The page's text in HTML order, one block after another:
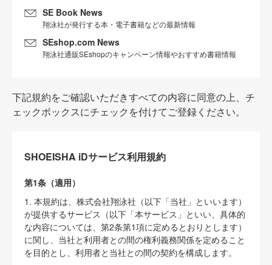
SE Book News
翔泳社が発行する本・電子書籍などの最新情報
SEshop.com News
翔泳社通販SEshopのキャンペーン情報やおすすめ書籍情報
下記規約をご確認いただきすべての内容に同意の上、チ
ェックボックスにチェックを付けてご登録ください。
SHOEISHA iDサービス利用規約
第1条（適用）
1. 本規約は、株式会社翔泳社（以下「当社」といいます）
が提供するサービス（以下「本サービス」といい、具体的
な内容については、第2条第1項に定めるとおりとします）
に関し、当社と利用者との間の権利義務関係を定めること
を目的とし、利用者と当社との間の契約を構成します。